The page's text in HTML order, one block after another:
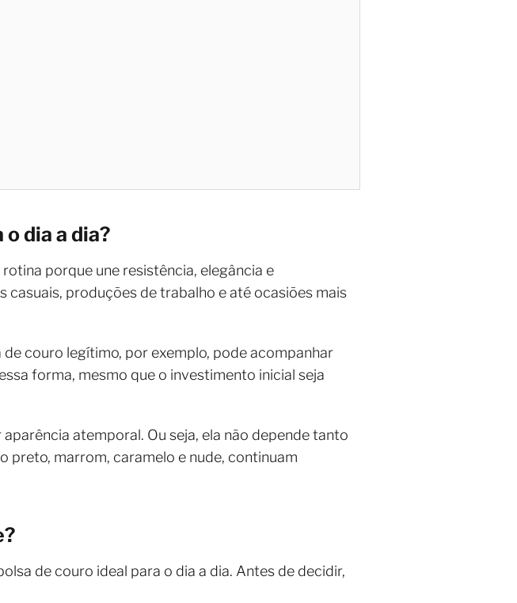
dia a dia?
porque une resistência, elegância e
produções de trabalho e até ocasiões mais
couro legítimo, por exemplo, pode acompanhar
forma, mesmo que o investimento inicial seja
atemporal. Ou seja, ela não depende tanto
preto, marrom, caramelo e nude, continuam
de couro ideal para o dia a dia. Antes de decidir,